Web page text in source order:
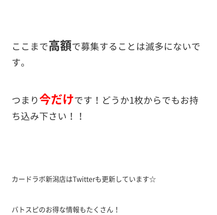
ここまで高額で募集することは滅多にないで
す。
つまり今だけです！どうか1枚からでもお持
ち込み下さい！！
カードラボ新潟店はTwitterも更新しています☆
バトスピのお得な情報もたくさん！